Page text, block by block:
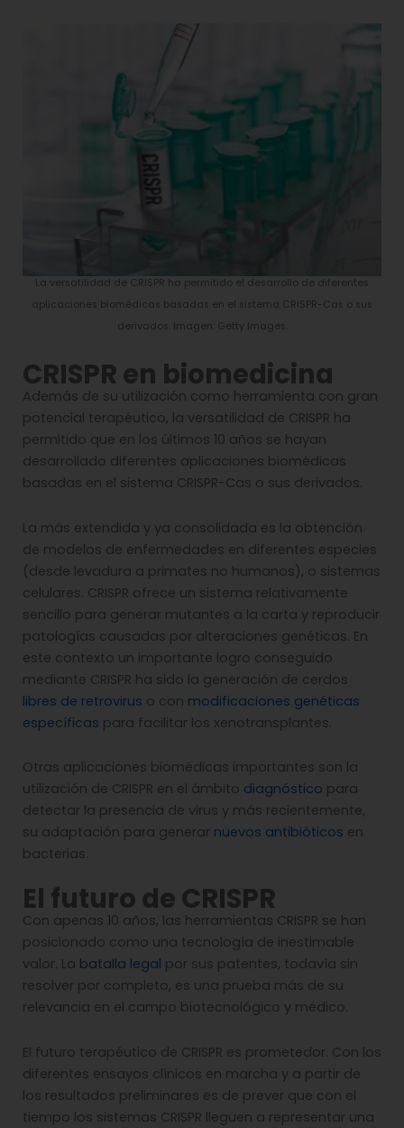
La versatilidad de CRISPR ha permitido el desarrollo de diferentes
aplicaciones biomédicas basadas en el sistema CRISPR-Cas o sus
derivados. Imagen: Getty Images.
CRISPR en biomedicina
Además de su utilización como herramienta con gran
potencial terapéutico, la versatilidad de CRISPR ha
permitido que en los últimos 10 años se hayan
desarrollado diferentes aplicaciones biomédicas
basadas en el sistema CRISPR-Cas o sus derivados.
La más extendida y ya consolidada es la obtención
de modelos de enfermedades en diferentes especies
(desde levadura a primates no humanos), o sistemas
celulares. CRISPR ofrece un sistema relativamente
sencillo para generar mutantes a la carta y reproducir
patologías causadas por alteraciones genéticas. En
este contexto un importante logro conseguido
mediante CRISPR ha sido la generación de cerdos
libres de retrovirus o con modificaciones genéticas
específicas para facilitar los xenotransplantes.
Otras aplicaciones biomédicas importantes son la
utilización de CRISPR en el ámbito diagnóstico para
detectar la presencia de virus y más recientemente,
su adaptación para generar nuevos antibióticos en
bacterias.
El futuro de CRISPR
Con apenas 10 años, las herramientas CRISPR se han
posicionado como una tecnología de inestimable
valor. La batalla legal por sus patentes, todavía sin
resolver por completo, es una prueba más de su
relevancia en el campo biotecnológico y médico.
El futuro terapéutico de CRISPR es prometedor. Con los
diferentes ensayos clínicos en marcha y a partir de
los resultados preliminares es de prever que con el
tiempo los sistemas CRISPR lleguen a representar una